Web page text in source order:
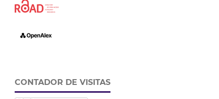
CONTADOR DE VISITAS